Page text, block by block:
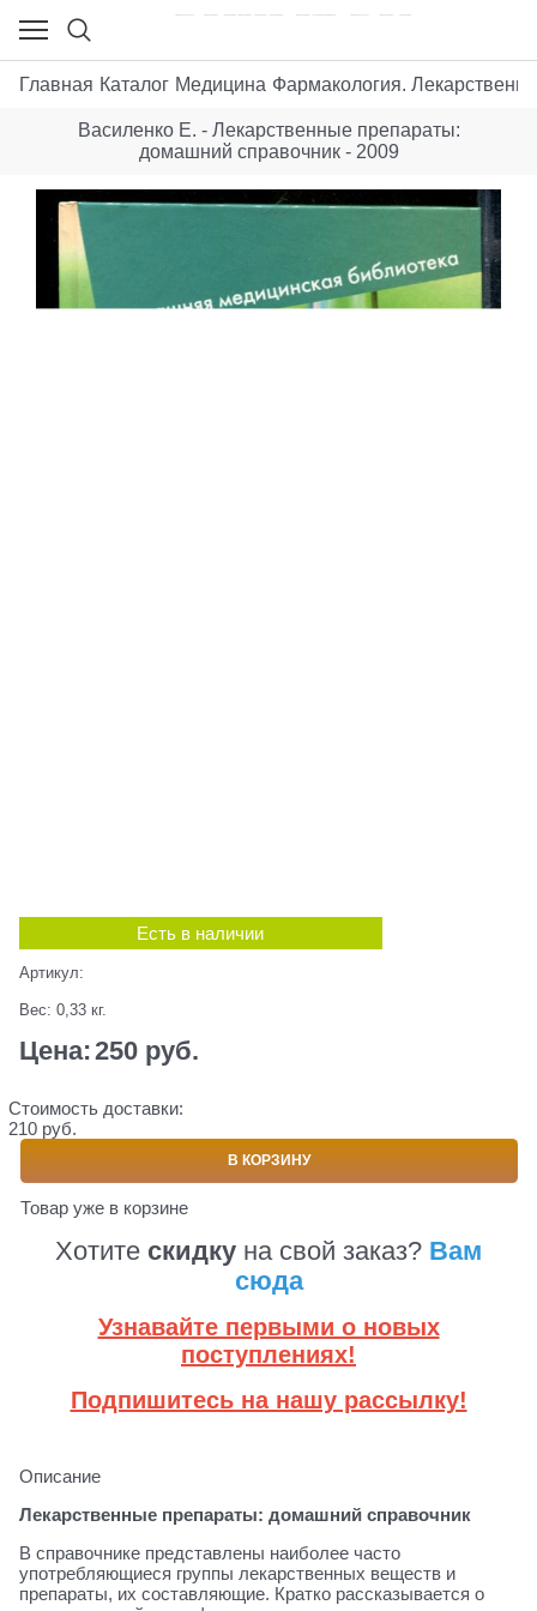
Главная Каталог Медицина Фармакология.
Василенко Е. - Лекарственные препараты:
домашний справочник - 2009
Есть в наличии
Артикул:
Вес: 0,33 кг.
Цена:250 руб.
Стоимость доставки:
210 руб.
В КОРЗИНУ
Товар уже в корзине
Хотите скидку на свой заказ? Вам
сюда
Узнавайте первыми о новых
поступлениях!
Подпишитесь на нашу рассылку!
Описание
Лекарственные препараты: домашний справочник
В справочнике представлены наиболее часто
употребляющиеся группы лекарственных веществ и
препараты, их составляющие. Кратко рассказывается о